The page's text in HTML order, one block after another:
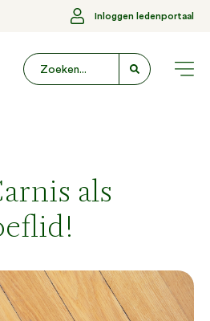
Inloggen ledenportaal
als